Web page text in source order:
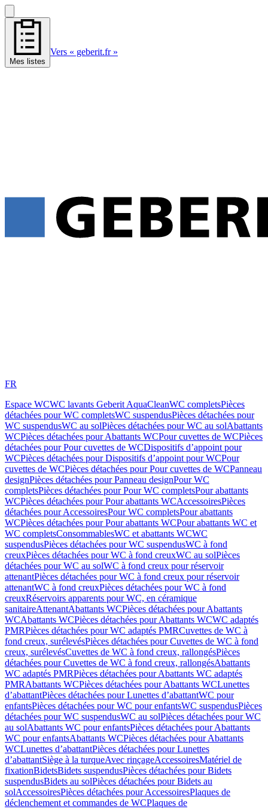
Mes listes
Vers « geberit.fr »
FR
Espace WCWC lavants Geberit AquaCleanWC completsPièces
détachées pour WC completsWC suspendusPièces détachées pour
WC suspendusWC au solPièces détachées pour WC au solAbattants
WCPièces détachées pour Abattants WCPour cuvettes de WCPièces
détachées pour Pour cuvettes de WCDispositifs d’appoint pour
WCPièces détachées pour Dispositifs d’appoint pour WCPour
cuvettes de WCPièces détachées pour Pour cuvettes de WCPanneau
designPièces détachées pour Panneau designPour WC
completsPièces détachées pour Pour WC completsPour abattants
WCPièces détachées pour Pour abattants WCAccessoiresPièces
détachées pour AccessoiresPour WC completsPour abattants
WCPièces détachées pour Pour abattants WCPour abattants WC et
WC completsConsommablesWC et abattants WCWC
suspendusPièces détachées pour WC suspendusWC à fond
creuxPièces détachées pour WC à fond creuxWC au solPièces
détachées pour WC au solWC à fond creux pour réservoir
attenantPièces détachées pour WC à fond creux pour réservoir
attenantWC à fond creuxPièces détachées pour WC à fond
creuxRéservoirs apparents pour WC, en céramique
sanitaireAttenantAbattants WCPièces détachées pour Abattants
WCAbattants WCPièces détachées pour Abattants WCWC adaptés
PMRPièces détachées pour WC adaptés PMRCuvettes de WC à
fond creux, surélevésPièces détachées pour Cuvettes de WC à fond
creux, surélevésCuvettes de WC à fond creux, rallongésPièces
détachées pour Cuvettes de WC à fond creux, rallongésAbattants
WC adaptés PMRPièces détachées pour Abattants WC adaptés
PMRAbattants WCPièces détachées pour Abattants WCLunettes
d’abattantPièces détachées pour Lunettes d’abattantWC pour
enfantsPièces détachées pour WC pour enfantsWC suspendusPièces
détachées pour WC suspendusWC au solPièces détachées pour WC
au solAbattants WC pour enfantsPièces détachées pour Abattants
WC pour enfantsAbattants WCPièces détachées pour Abattants
WCLunettes d’abattantPièces détachées pour Lunettes
d’abattantSiège à la turqueAvec rinçageAccessoiresMatériel de
fixationBidetsBidets suspendusPièces détachées pour Bidets
suspendusBidets au solPièces détachées pour Bidets au
solAccessoiresPièces détachées pour AccessoiresPlaques de
déclenchement et commandes de WCPlaques de